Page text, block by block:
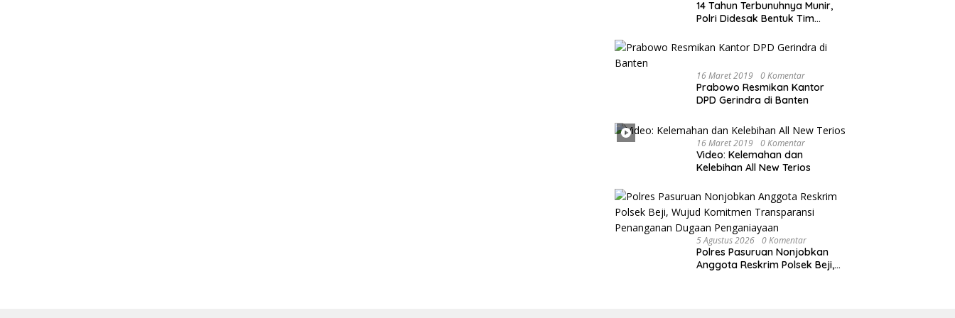
14 Tahun Terbunuhnya Munir,
Polri Didesak Bentuk Tim
16 Maret 2019 0 Komentar
Prabowo Resmikan Kantor
DPD Gerindra di Banten
16 Maret 2019 0 Komentar
Video: Kelemahan dan
Kelebihan All New Terios
5 Agustus 2026 0 Komentar
Polres Pasuruan Nonjobkan
Anggota Reskrim Polsek Beji,